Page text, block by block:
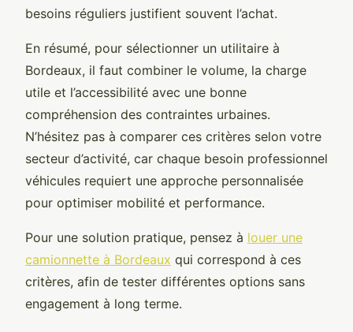
besoins réguliers justifient souvent l’achat.
En résumé, pour sélectionner un utilitaire à
Bordeaux, il faut combiner le volume, la charge
utile et l’accessibilité avec une bonne
compréhension des contraintes urbaines.
N’hésitez pas à comparer ces critères selon votre
secteur d’activité, car chaque besoin professionnel
véhicules requiert une approche personnalisée
pour optimiser mobilité et performance.
Pour une solution pratique, pensez à louer une
camionnette à Bordeaux qui correspond à ces
critères, afin de tester différentes options sans
engagement à long terme.